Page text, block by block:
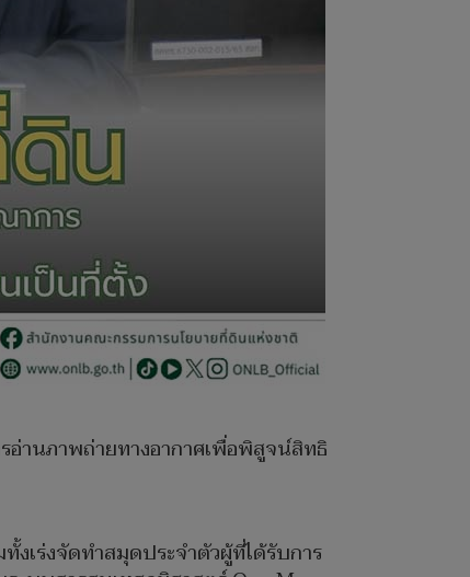
อ่านภาพถ่ายทางอากาศเพื่อพิสูจน์สิทธิ
เร่งจัดทำสมุดประจำตัวผู้ที่ได้รับการ